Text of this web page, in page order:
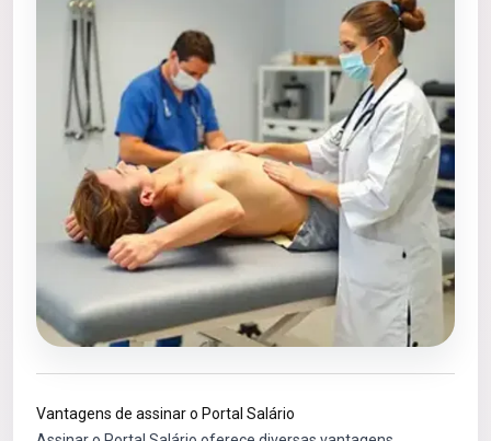
Vantagens de assinar o Portal Salário